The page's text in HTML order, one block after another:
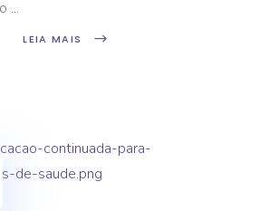
LEIA MAIS